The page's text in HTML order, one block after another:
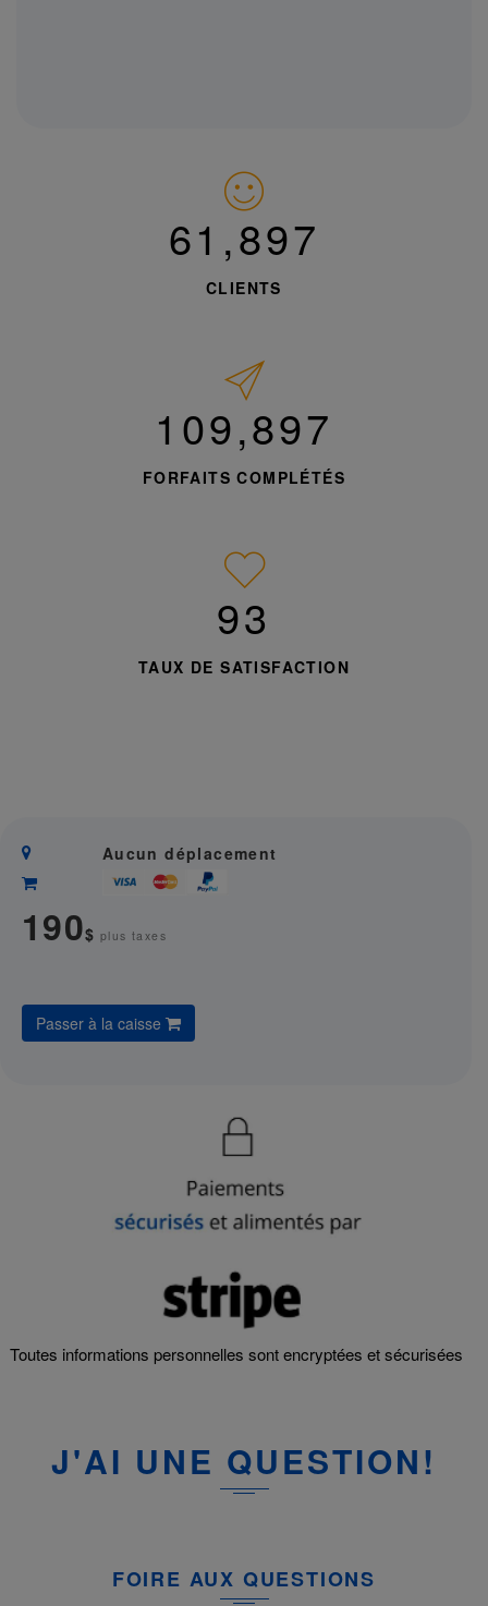
62,788
CLIENTS
111,479
FORFAITS COMPLÉTÉS
95%
TAUX DE SATISFACTION
Aucun déplacement
190$ plus taxes
Passer à la caisse
Toutes informations personnelles sont encryptées et sécurisées
J'AI UNE QUESTION!
FOIRE AUX QUESTIONS